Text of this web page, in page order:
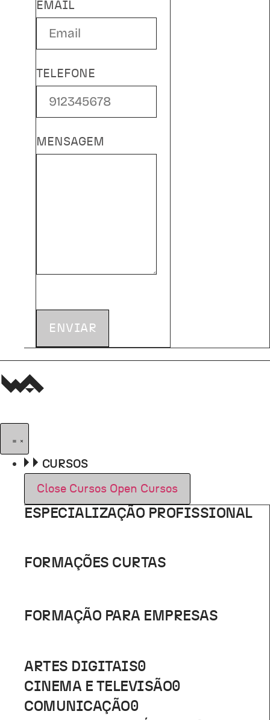
EMAIL
TELEFONE
MENSAGEM
ENVIAR
CURSOS
Close Cursos Open Cursos
ESPECIALIZAÇÃO PROFISSIONAL
FORMAÇÕES CURTAS
FORMAÇÃO PARA EMPRESAS
ARTES DIGITAIS0
CINEMA E TELEVISÃO0
COMUNICAÇÃO0